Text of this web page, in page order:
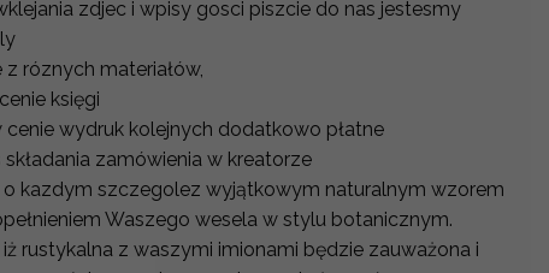
zdjec i wpisy gosci piszcie do nas jestesmy
róznych materiałów,
księgi
wydruk kolejnych dodatkowo płatne
zamówienia w kreatorze
kazdym szczegolez wyjątkowym naturalnym wzorem
Waszego wesela w stylu botanicznym.
rustykalna z waszymi imionami będzie zauważona i